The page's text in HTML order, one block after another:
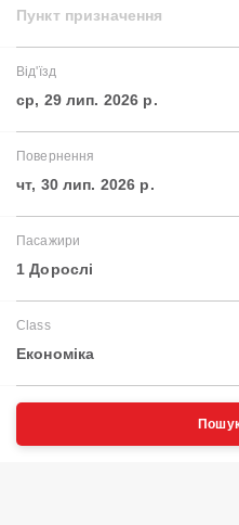
Пункт призначення
Від'їзд
ср, 29 лип. 2026 р.
Повернення
чт, 30 лип. 2026 р.
Пасажири
1 Дорослі
Class
Економіка